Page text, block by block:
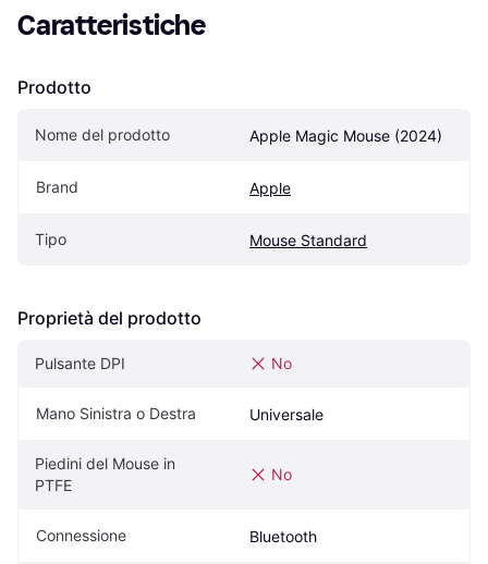
Caratteristiche
Prodotto
Nome del prodotto Apple Magic Mouse (2024)
Brand Apple
Tipo Mouse Standard
Proprietà del prodotto
Pulsante DPI No
Mano Sinistra o Destra Universale
Piedini del Mouse in
PTFE
No
Connessione Bluetooth